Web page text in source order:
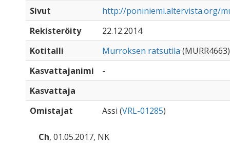
Sivut
http://poniniemi.altervista.org/
Rekisteröity
22.12.2014
Kotitalli
Murroksen ratsutila (MURR4663)
Kasvattajanimi
-
Kasvattaja
Omistajat
Assi (VRL-01285)
Ch, 01.05.2017, NK